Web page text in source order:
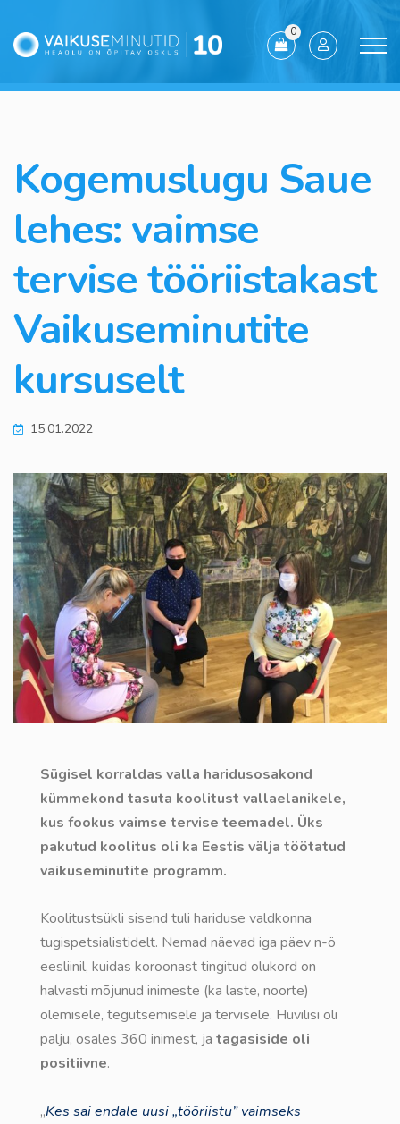
0
Kogemuslugu Saue
lehes: vaimse
tervise tööriistakast
Vaikuseminutite
kursuselt
15.01.2022
Sügisel korraldas valla haridusosakond
kümmekond tasuta koolitust vallaelanikele,
kus fookus vaimse tervise teemadel. Üks
pakutud koolitus oli ka Eestis välja töötatud
vaikuseminutite programm.
Koolitustsükli sisend tuli hariduse valdkonna
tugispetsialistidelt. Nemad näevad iga päev n-ö
eesliinil, kuidas koroonast tingitud olukord on
halvasti mõjunud inimeste (ka laste, noorte)
olemisele, tegutsemisele ja tervisele. Huvilisi oli
palju, osales 360 inimest, ja tagasiside oli
positiivne.
„Kes sai endale uusi „tööriistu” vaimseks